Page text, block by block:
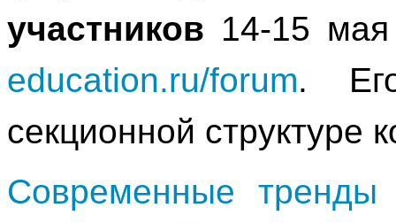
участников 14-15
education.ru/forum.
секционной структуре
Современные тренды